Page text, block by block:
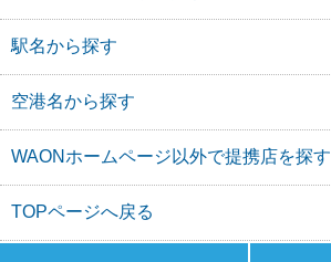
駅名から探す
空港名から探す
WAONホームページ以外で提携店を探す
TOPページへ戻る